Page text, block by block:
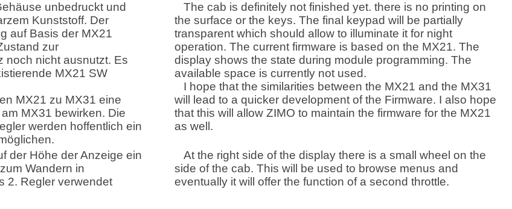
unbedruckt und
Kunststoff. Der
auf Basis der MX21
zur
noch nicht ausnutzt. Es
MX21 SW
MX21 zu MX31 eine
MX31 bewirken. Die
werden hoffentlich ein
The cab is definitely not finished yet. there is no printing on
the surface or the keys. The final keypad will be partially
transparent which should allow to illuminate it for night
operation. The current firmware is based on the MX21. The
display shows the state during module programming. The
available space is currently not used.
I hope that the similarities between the MX21 and the MX31
will lead to a quicker development of the Firmware. I also hope
that this will allow ZIMO to maintain the firmware for the MX21
as well.
der Höhe der Anzeige ein
Wandern in
2. Regler verwendet
At the right side of the display there is a small wheel on the
side of the cab. This will be used to browse menus and
eventually it will offer the function of a second throttle.